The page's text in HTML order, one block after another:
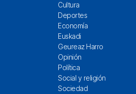
Cultura
Deportes
Economía
Euskadi
Geureaz Harro
Opinión
Política
Social y religión
Sociedad